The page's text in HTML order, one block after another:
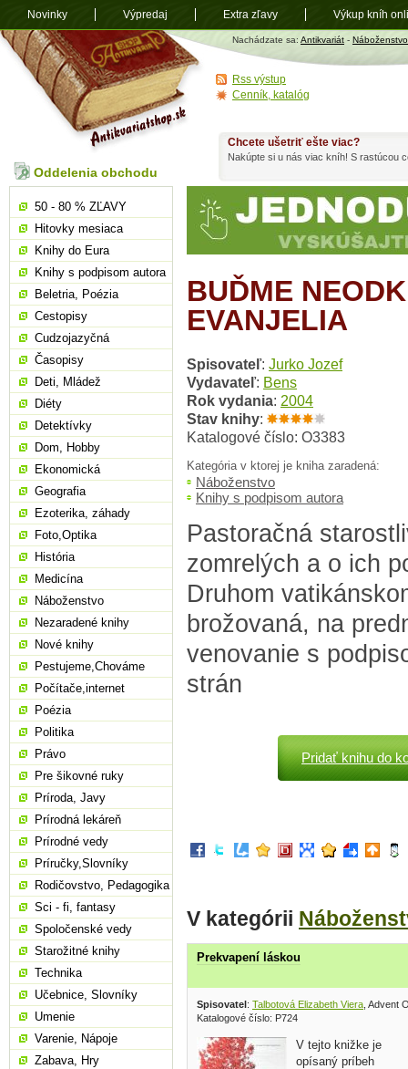
Antikvariát
shop.sk
Nachádzate sa: Antikvariát - Náboženstvo
BUĎME
EVANJELIA
Spisovateľ: Jurko Jozef
Vydavateľ: Bens
Rok vydania: 2004
Stav knihy:
Katalogové číslo: O3383
Kategória v ktorej je kniha zaradená:
Náboženstvo
Knihy s podpisom autora
Pastoračná
zomrelých a o ich
Druhom
brožovaná, na
venovanie s
strán
Pridať knihu do
V kategórii
Prekvapení láskou
Spisovatel: Talbotová Elizabeth Viera , Advent
Katalogové číslo: P724
V tejto knižke je
opísaný príbeh
Chcete ušetriť ešte viac?
Nakúpte si u nás viac kníh! S rastúcou
Oddelenia obchodu
50 - 80 % ZĽAVY
Hitovky mesiaca
Knihy do Eura
Knihy s podpisom autora
Beletria, Poézia
Cestopisy
Cudzojazyčná
Časopisy
Deti, Mládež
Diéty
Detektívky
Dom, Hobby
Ekonomická
Geografia
Ezoterika, záhady
Foto,Optika
História
Medicína
Náboženstvo
Nezaradené knihy
Nové knihy
Pestujeme,Chováme
Počítače,internet
Poézia
Politika
Právo
Pre šikovné ruky
Príroda, Javy
Prírodná lekáreň
Prírodné vedy
Príručky,Slovníky
Rodičovstvo, Pedagogika
Sci - fi, fantasy
Spoločenské vedy
Starožitné knihy
Technika
Učebnice, Slovníky
Umenie
Varenie, Nápoje
Zabava, Hry
Rss výstup
Cenník, katalóg
Novinky Výpredaj Extra zľavy Výkup kníh